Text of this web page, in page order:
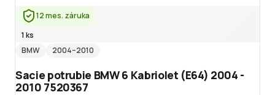
12 mes. záruka
1 ks
BMW
2004–2010
Sacie potrubie BMW 6 Kabriolet (E64) 2004 -
2010 7520367